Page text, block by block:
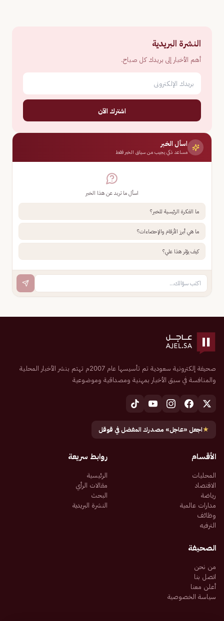
النشرة البريدية
أهم الأخبار إلى بريدك كل صباح.
اشترك الآن
اسأل الخبر
مساعد ذكي يجيب من سياق الخبر فقط
اسأل ما تريد عن هذا الخبر
ما الفكرة الرئيسية للخبر؟
ما هي أبرز الأرقام والإحصاءات؟
كيف يؤثر هذا علي؟
صحيفة إلكترونية سعودية تم تأسيسها عام 2007م تهتم بنشر الأخبار المحلية
والمنافسة في سبق الأخبار بمهنية ومصداقية وموضوعية
★اجعل «عاجل» مصدرك المفضل في قوقل
الأقسام
المحليات
الاقتصاد
رياضة
مدارات عالمية
وظائف
الترفيه
روابط سريعة
الرئيسية
مقالات الرأي
البحث
النشرة البريدية
الصحيفة
من نحن
اتصل بنا
أعلن معنا
سياسة الخصوصية